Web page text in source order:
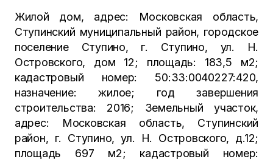
Жилой дом, адрес: Московская область,
Ступинский муниципальный район, городское
поселение Ступино, г. Ступино, ул. Н.
Островского, дом 12; площадь: 183,5 м2;
кадастровый номер: 50:33:0040227:420,
назначение: жилое; год завершения
строительства: 2016; Земельный участок,
адрес: Московская область, Ступинский
район, г. Ступино, ул. Н. Островского, д.12;
площадь 697 м2; кадастровый номер: